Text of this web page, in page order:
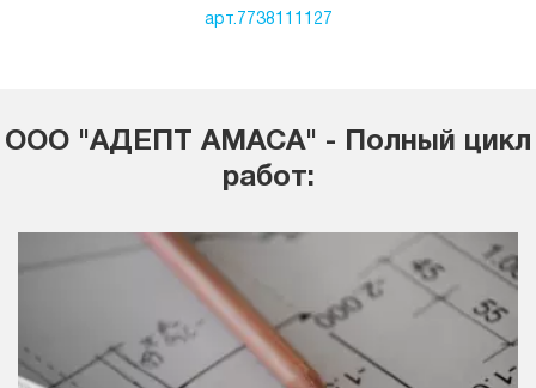
арт.7738111127
ООО "АДЕПТ АМАСА" - Полный цикл
работ: